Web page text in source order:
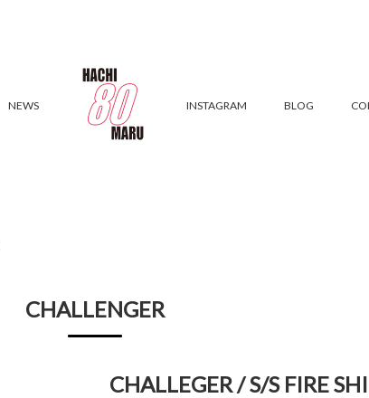
NEWS INSTAGRAM BLOG
CHALLENGER
CHALLEGER / S/S FIRE